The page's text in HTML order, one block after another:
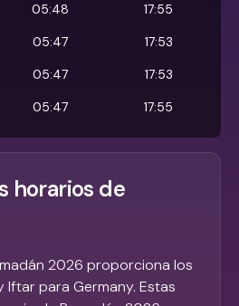
05:48
17:55
05:47
17:53
05:47
17:53
05:47 17:55
horarios de
2026 proporciona los
Iftar para Germany. Estas